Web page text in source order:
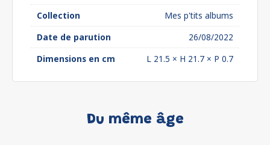
Collection
Mes p'tits albums
Date de parution
26/08/2022
Dimensions en cm
L 21.5 × H 21.7 × P 0.7
Du même âge